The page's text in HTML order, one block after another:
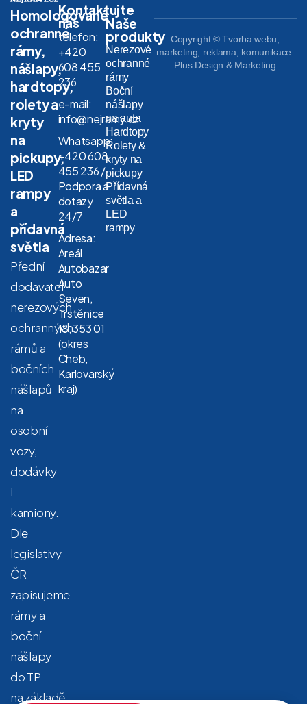
Homologované
ochranné
rámy,
nášlapy,
hardtopy,
rolety a
kryty
na
pickupy,
LED
rampy
a
přídavná
světla
Přední
dodavatel
nerezových
ochranných
rámů a
bočních
nášlapů
na
osobní
vozy,
dodávky
i
kamiony.
Dle
legislativy
ČR
zapisujeme
rámy a
boční
nášlapy
do TP
na základě
Kontaktujte
nás
telefon:
+420
608 455
236
e-mail:
info@nejramy.cz
Whatsapp:
+420 608
455 236 /
Podpora a
dotazy
24/7
Adresa:
Areál
Autobazar
Auto
Seven,
Trstěnice
18, 353 01
(okres
Cheb,
Karlovarský
kraj)
Naše
produkty
Nerezové
ochranné
rámy
Boční
nášlapy
na auta
Hardtopy
Rolety &
kryty na
pickupy
Přídavná
světla a
LED
rampy
Copyright © Tvorba webu,
marketing, reklama, komunikace:
Plus Design & Marketing